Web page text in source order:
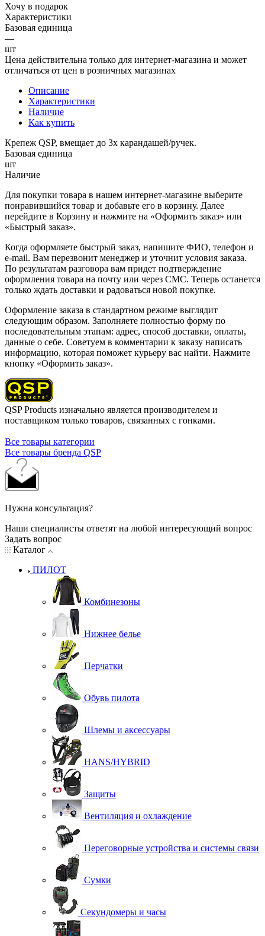
Хочу в подарок
Характеристики
Базовая единица
—
шт
Цена действительна только для интернет-магазина и может
отличаться от цен в розничных магазинах
Описание
Характеристики
Наличие
Как купить
Крепеж QSP, вмещает до 3х карандашей/ручек.
Базовая единица
шт
Наличие
Для покупки товара в нашем интернет-магазине выберите
понравившийся товар и добавьте его в корзину. Далее
перейдите в Корзину и нажмите на «Оформить заказ» или
«Быстрый заказ».
Когда оформляете быстрый заказ, напишите ФИО, телефон и
e-mail. Вам перезвонит менеджер и уточнит условия заказа.
По результатам разговора вам придет подтверждение
оформления товара на почту или через СМС. Теперь останется
только ждать доставки и радоваться новой покупке.
Оформление заказа в стандартном режиме выглядит
следующим образом. Заполняете полностью форму по
последовательным этапам: адрес, способ доставки, оплаты,
данные о себе. Советуем в комментарии к заказу написать
информацию, которая поможет курьеру вас найти. Нажмите
кнопку «Оформить заказ».
QSP Products изначально является производителем и
поставщиком только товаров, связанных с гонками.
Все товары категории
Все товары бренда QSP
Нужна консультация?
Наши специалисты ответят на любой интересующий вопрос
Задать вопрос
Каталог
ПИЛОТ
Комбинезоны
Нижнее белье
Перчатки
Обувь пилота
Шлемы и аксессуары
HANS/HYBRID
Защиты
Вентиляция и охлаждение
Переговорные устройства и системы связи
Сумки
Секундомеры и часы